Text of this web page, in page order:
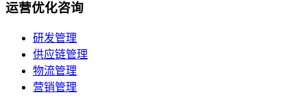
运营优化咨询
研发管理
供应链管理
物流管理
营销管理